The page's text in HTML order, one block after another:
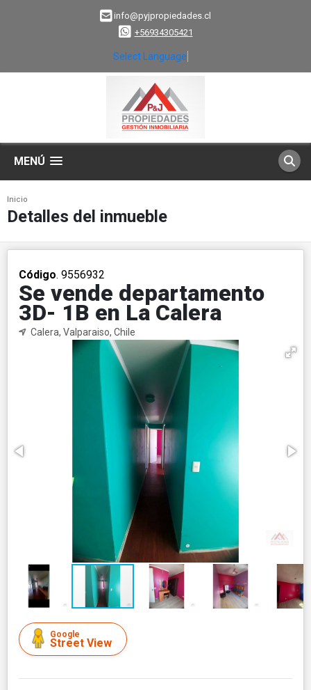
info@pyjpropiedades.cl
+56934305421
Select Language
MENÚ
Inicio
Detalles del inmueble
Código. 9556932
Se vende departamento
3D- 1B en La Calera
Calera, Valparaiso, Chile
Google
Street View